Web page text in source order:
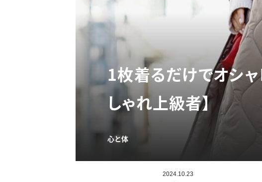
1枚着るだけでオシ
しゃれ上級者】
心と体
2024.10.23